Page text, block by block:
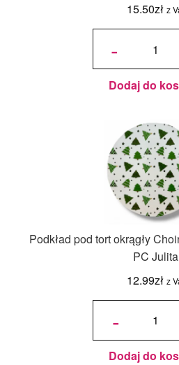
15.50zł z
-
ilość Karton
36x36x45/30
cm Biały - 1
szt.
Dodaj do
Podkład pod tort okrągły
PC Julita
12.99zł z
-
ilość
okrągły
Choinki
Ø 30
cm, h 1
cm - PC
Dodaj do